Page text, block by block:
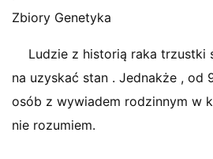
Zbiory Genetyka
Ludzie z historią raka trzustki
na uzyskać stan . Jednakże , od
osób z wywiadem rodzinnym w
nie rozumiem.